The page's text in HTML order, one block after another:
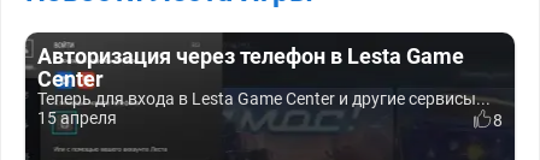
Авторизация через телефон в Lesta Game
Center
Теперь для входа в Lesta Game Center и другие сервисы...
15 апреля
8